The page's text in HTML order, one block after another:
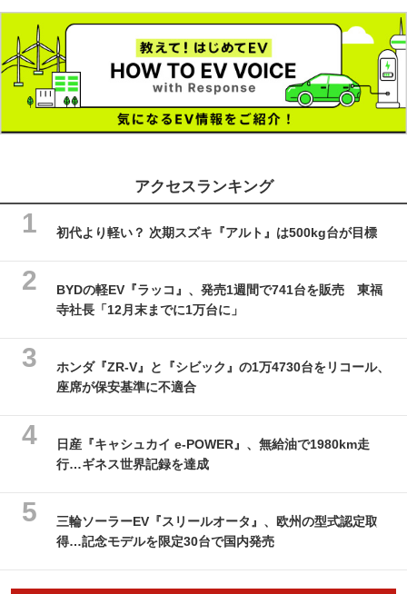
アクセスランキング
初代より軽い？ 次期スズキ『アルト』は500kg台が目標
BYDの軽EV『ラッコ』、発売1週間で741台を販売 東福
寺社長「12月末までに1万台に」
ホンダ『ZR-V』と『シビック』の1万4730台をリコール、
座席が保安基準に不適合
日産『キャシュカイ e-POWER』、無給油で1980km走
行…ギネス世界記録を達成
三輪ソーラーEV『スリールオータ』、欧州の型式認定取
得…記念モデルを限定30台で国内発売